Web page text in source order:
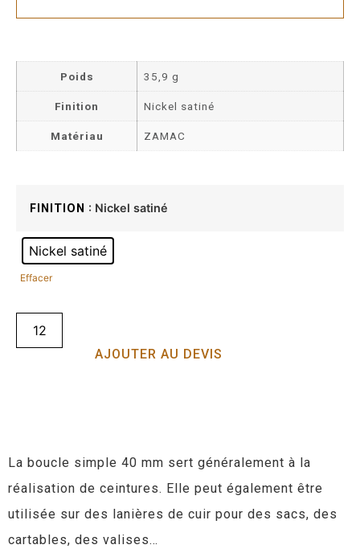
Poids 35,9 g
Finition Nickel satiné
Matériau ZAMAC
FINITION : Nickel satiné
Nickel satiné
Effacer
AJOUTER AU DEVIS
La boucle simple 40 mm sert généralement à la
réalisation de ceintures. Elle peut également être
utilisée sur des lanières de cuir pour des sacs, des
cartables, des valises…